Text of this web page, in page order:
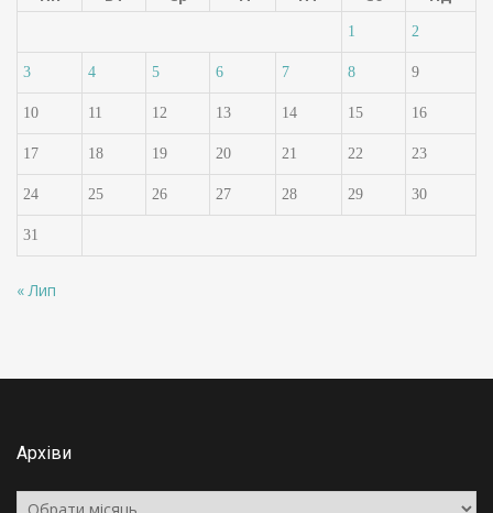
1 2
3 4 5 6 7 8 9
10 11 12 13 14 15 16
17 18 19 20 21 22 23
24 25 26 27 28 29 30
31
« Лип
Архіви
Архіви